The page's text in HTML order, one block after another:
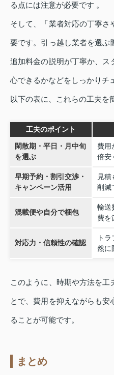
る点には注意が必要です 。
そして、「業者対応の丁寧
要です。引っ越し業者を選ぶ
追加料金の説明が丁寧か、ス
心できるかなどをしっかりチ
以下の表に、これらの工夫を
工夫のポイント
閑散期・平日・月中旬
を選ぶ
費用
倍安
早期予約・割引交渉・
キャンペーン活用
見積
削減
混載便や自分で梱包
輸送
費を
対応力・信頼性の確認
ト
然に
このように、時期や方法を工
とで、費用を抑えながらも
ることが可能です。
まとめ